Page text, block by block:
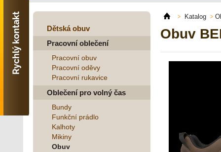
Dětská obuv
Pracovní oblečení
Pracovní obuv
Pracovní oděvy
Pracovní rukavice
Oblečení pro volný čas
Bundy
Funkční prádlo
Kalhoty
Mikiny
Obuv
Katalog
Obuv
731 482 530
info@odevy-pilar.cz
Provozovna:
Hradec Králové
Provozovna:
Hradec Králové